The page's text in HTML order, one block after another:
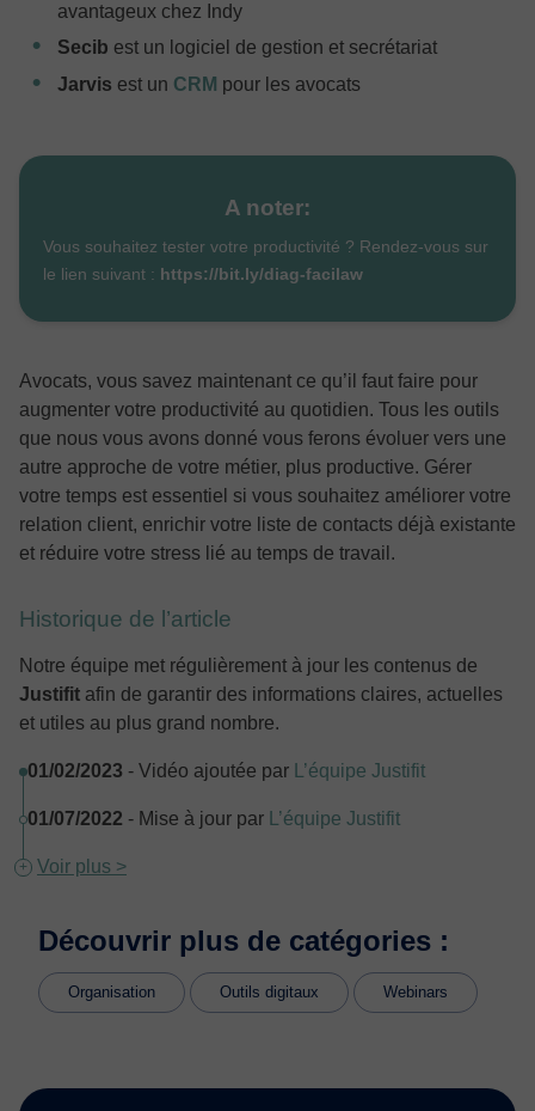
avantageux chez Indy
Secib est un logiciel de gestion et secrétariat
Jarvis est un CRM pour les avocats
A noter:
Vous souhaitez tester votre productivité ? Rendez-vous sur
le lien suivant : https://bit.ly/diag-facilaw
Avocats, vous savez maintenant ce qu’il faut faire pour
augmenter votre productivité au quotidien. Tous les outils
que nous vous avons donné vous ferons évoluer vers une
autre approche de votre métier, plus productive. Gérer
votre temps est essentiel si vous souhaitez améliorer votre
relation client, enrichir votre liste de contacts déjà existante
et réduire votre stress lié au temps de travail.
Historique de l’article
Notre équipe met régulièrement à jour les contenus de
Justifit afin de garantir des informations claires, actuelles
et utiles au plus grand nombre.
01/02/2023 - Vidéo ajoutée par L’équipe Justifit
01/07/2022 - Mise à jour par L’équipe Justifit
Voir plus >
Découvrir plus de catégories :
Organisation Outils digitaux Webinars